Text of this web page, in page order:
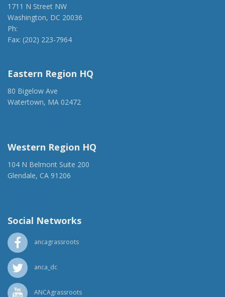
1711 N Street NW
Washington, DC 20036
Ph:
Fax: (202) 223-7964
Eastern Region HQ
80 Bigelow Ave
Watertown, MA 02472
Western Region HQ
104 N Belmont Suite 200
Glendale, CA 91206
Social Networks
ancagrassroots
anca_dc
ANCAgrassroots